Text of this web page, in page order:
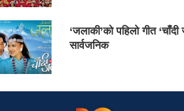
‘जलाकी’को पहिलो गीत
सार्वजनिक